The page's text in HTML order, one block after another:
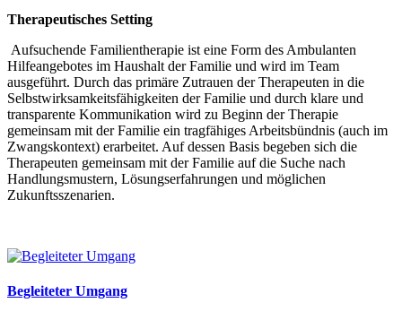
Therapeutisches Setting
Aufsuchende Familientherapie ist eine Form des Ambulanten
Hilfeangebotes im Haushalt der Familie und wird im Team
ausgeführt. Durch das primäre Zutrauen der Therapeuten in die
Selbstwirksamkeitsfähigkeiten der Familie und durch klare und
transparente Kommunikation wird zu Beginn der Therapie
gemeinsam mit der Familie ein tragfähiges Arbeitsbündnis (auch im
Zwangskontext) erarbeitet. Auf dessen Basis begeben sich die
Therapeuten gemeinsam mit der Familie auf die Suche nach
Handlungsmustern, Lösungserfahrungen und möglichen
Zukunftsszenarien.
Begleiteter Umgang